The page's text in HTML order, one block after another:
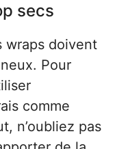
secs
wraps doivent
Pour
comme
n’oubliez pas